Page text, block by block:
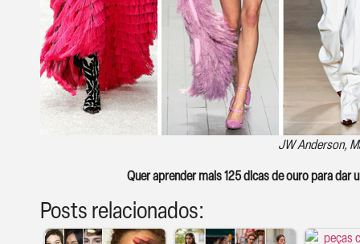
JW Anderson,
Quer aprender mais 125 dicas de ouro para dar
Posts relacionados: